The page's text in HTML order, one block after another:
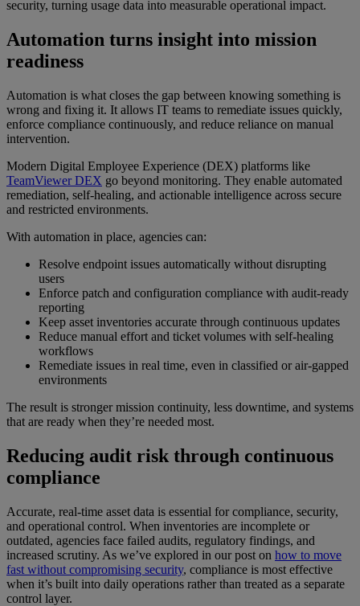
security, turning usage data into measurable operational impact.
Automation turns insight into mission
readiness
Automation is what closes the gap between knowing something is
wrong and fixing it. It allows IT teams to remediate issues quickly,
enforce compliance continuously, and reduce reliance on manual
intervention.
Modern Digital Employee Experience (DEX) platforms like
TeamViewer DEX go beyond monitoring. They enable automated
remediation, self-healing, and actionable intelligence across secure
and restricted environments.
With automation in place, agencies can:
Resolve endpoint issues automatically without disrupting
users
Enforce patch and configuration compliance with audit-ready
reporting
Keep asset inventories accurate through continuous updates
Reduce manual effort and ticket volumes with self-healing
workflows
Remediate issues in real time, even in classified or air-gapped
environments
The result is stronger mission continuity, less downtime, and systems
that are ready when they’re needed most.
Reducing audit risk through continuous
compliance
Accurate, real-time asset data is essential for compliance, security,
and operational control. When inventories are incomplete or
outdated, agencies face failed audits, regulatory findings, and
increased scrutiny. As we’ve explored in our post on how to move
fast without compromising security, compliance is most effective
when it’s built into daily operations rather than treated as a separate
control layer.